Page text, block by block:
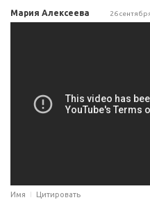
Мария Алексеева 26
Имя Цитировать